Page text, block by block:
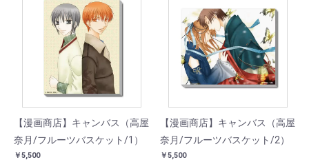
【漫画商店】キャンバス（高屋
奈月/フルーツバスケット/1）
￥5,500
【漫画商店】キャンバス（高屋
奈月/フルーツバスケット/2）
￥5,500